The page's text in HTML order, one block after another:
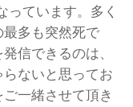
ています。多く
多も突然死で
信できるのは、
ないと思ってお
一緒させて頂き